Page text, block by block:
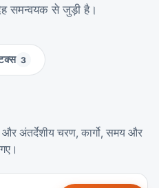
समन्वयक से जुड़ी है।
3
अंतर्देशीय चरण, कार्गो, समय और